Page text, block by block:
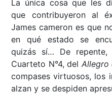
La única cosa que les
que contribuyeron al
James cameron es que
en qué estado se
quizás sí… De
Cuarteto N°4, del Allegro
compases virtuosos, los
alzan y se despiden